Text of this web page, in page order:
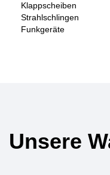
Klappscheiben
Strahlschlingen
Funkgeräte
Unsere